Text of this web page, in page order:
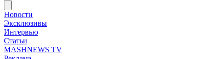
Новости
Эксклюзивы
Интервью
Статьи
MASHNEWS TV